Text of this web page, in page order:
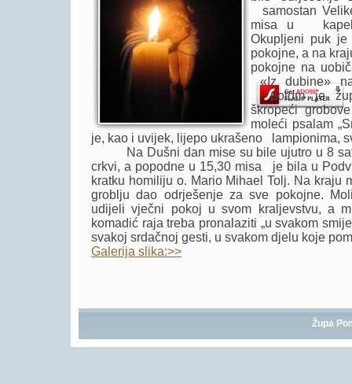
samostan
misa u kapeli
Okupljeni puk
pokojne, a na
pokojne na
«Iz dubine»
potom je
škropeći
moleći psalam
je, kao i uvijek, lijepo ukrašeno lampionima,
Na Dušni dan mise su bile ujutro u 8
crkvi, a popodne u 15,30 misa je bila u
kratku homiliju o. Mario Mihael Tolj. Na kraju
groblju dao odrješenje za sve pokojne.
udijeli vječni pokoj u svom kraljevstvu, a
komadić raja treba pronalaziti „u svakom
svakoj srdačnoj gesti, u svakom djelu koje
Galerija slika:>>
Župa